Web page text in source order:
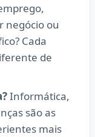
negócio ou
Cada
de
Informática,
são as
mais